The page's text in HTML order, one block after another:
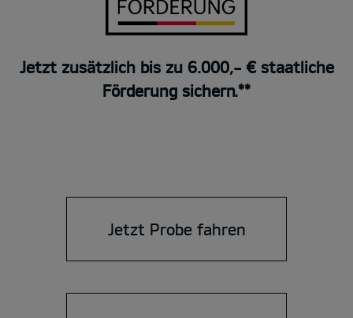
Jetzt zusätzlich bis zu 6.000,- € staatliche
Förderung sichern.**
Jetzt Probe fahren